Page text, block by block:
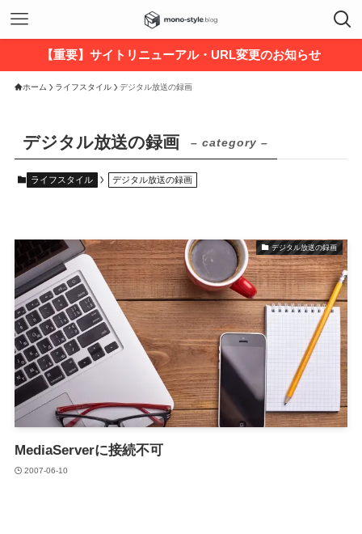
【重要】サイトリニューアル・URL変更のお知らせ
ホーム ライフスタイル デジタル放送の録画
デジタル放送の録画 – category –
ライフスタイル デジタル放送の録画
デジタル放送の録画
MediaServerに接続不可
2007-06-10